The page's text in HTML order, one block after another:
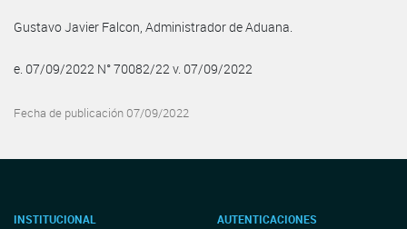
Gustavo Javier Falcon, Administrador de Aduana.
e. 07/09/2022 N° 70082/22 v. 07/09/2022
Fecha de publicación 07/09/2022
INSTITUCIONAL AUTENTICACIONES